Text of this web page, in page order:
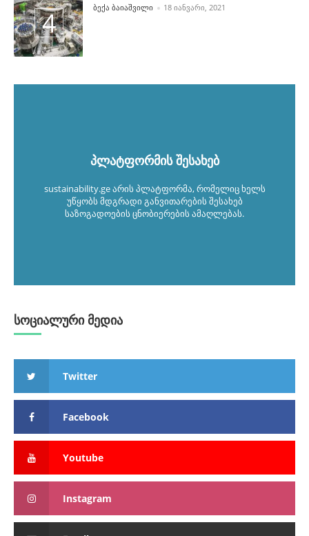
POSTED BY
ᲑᲔᲥᲐ ᲑᲐᲘᲐᲨᲕᲘᲚᲘ 18 ᲘᲐᲜᲕᲐᲠᲘ, 2021
პლატფორმის შესახებ
sustainability.ge არის პლატფორმა, რომელიც ხელს
უწყობს მდგრადი განვითარების შესახებ
საზოგადოების ცნობიერების ამაღლებას.
სოციალური მედია
Twitter
Facebook
Youtube
Instagram